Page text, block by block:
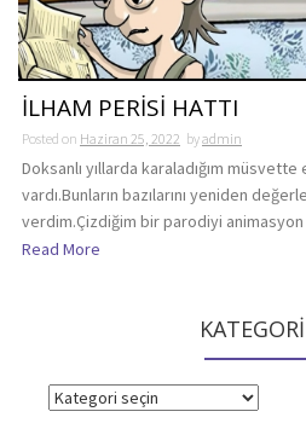
İLHAM PERİSİ HATTI
Posted on Haziran 25, 2022 byadmin
Doksanlı yıllarda karaladığım
vardı.Bunların bazılarını yeniden
verdim.Çizdiğim bir parodiyi
Read More
KATEGORİLER